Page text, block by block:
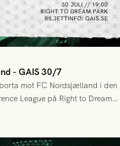
- GAIS 30/7
mot FC Nordsjælland i den
League på Right to Dream
har tagit ut följande